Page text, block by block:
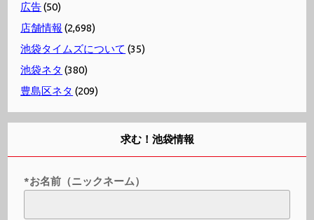
広告(50)
店舗情報 (2,698)
池袋タイムズについて (35)
池袋ネタ (380)
豊島区ネタ (209)
求む！池袋情報
*お名前（ニックネーム）